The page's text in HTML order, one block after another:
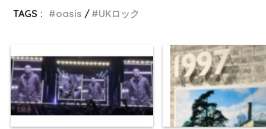
TAGS :
oasis UKロック